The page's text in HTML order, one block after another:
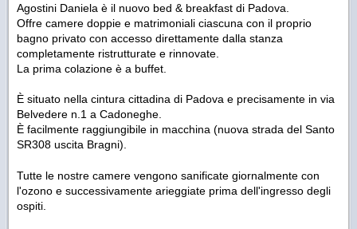
Agostini Daniela è il nuovo bed & breakfast di Padova.
Offre camere doppie e matrimoniali ciascuna con il proprio
bagno privato con accesso direttamente dalla stanza
completamente ristrutturate e rinnovate.
La prima colazione è a buffet.
È situato nella cintura cittadina di Padova e precisamente in via
Belvedere n.1 a Cadoneghe.
È facilmente raggiungibile in macchina (nuova strada del Santo
SR308 uscita Bragni).
Tutte le nostre camere vengono sanificate giornalmente con
l'ozono e successivamente arieggiate prima dell'ingresso degli
ospiti.